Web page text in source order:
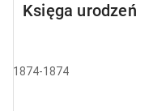
Księga urodzeń
1874-1874